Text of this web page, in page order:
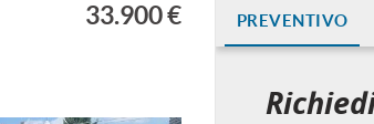
33.900 € PREVENTIVO